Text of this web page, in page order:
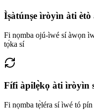
Ìṣàtúnṣe ìròyìn àti ètò
Fi nọmba ojú-ìwé sí àwọn
tọ́ka sí
Fífi àpilẹ̀kọ àti ìròyìn
Fi nọmba tẹ̀léra sí ìwé tó